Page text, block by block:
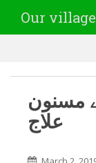
Our
مسنون
علاج